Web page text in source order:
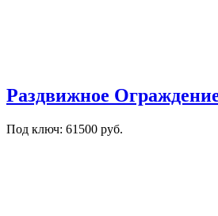
Раздвижное
Под ключ: 61500 руб.